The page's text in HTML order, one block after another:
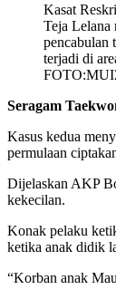
Kasat
Teja Lelana
pencabulan
terjadi di
Seragam
Kasus kedua
permulaan
Dijelaskan AKP
kekecilan.
Konak pelaku
ketika anak didik
“Korban anak